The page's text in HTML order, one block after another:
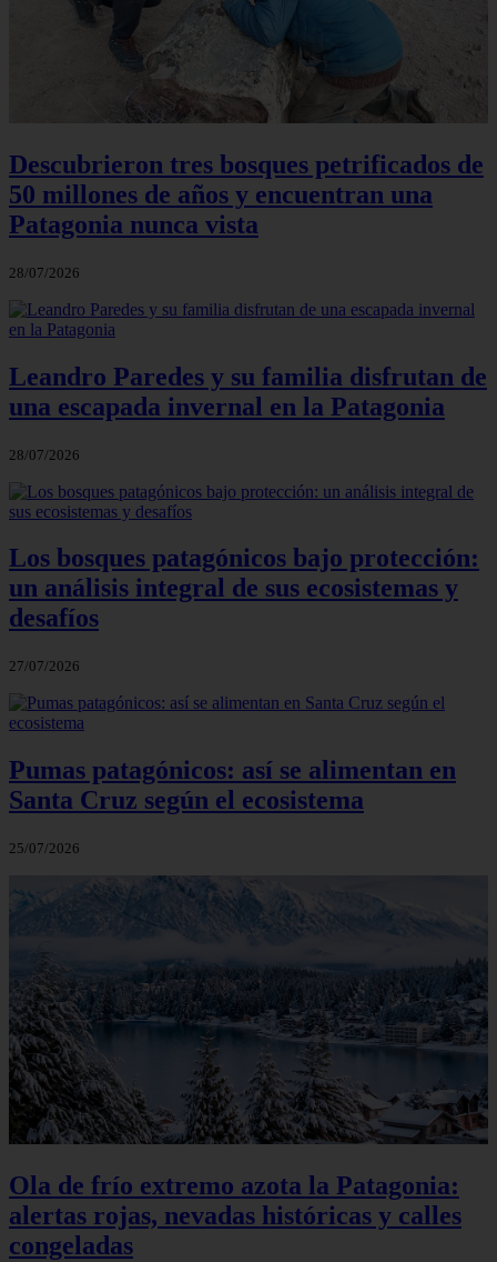
Descubrieron tres bosques petrificados de
50 millones de años y encuentran una
Patagonia nunca vista
28/07/2026
Leandro Paredes y su familia disfrutan de
una escapada invernal en la Patagonia
28/07/2026
Los bosques patagónicos bajo protección:
un análisis integral de sus ecosistemas y
desafíos
27/07/2026
Pumas patagónicos: así se alimentan en
Santa Cruz según el ecosistema
25/07/2026
Ola de frío extremo azota la Patagonia:
alertas rojas, nevadas históricas y calles
congeladas